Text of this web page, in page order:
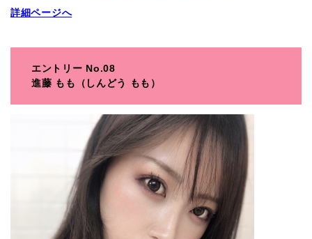
詳細ページへ
エントリー No.08
進藤 もも（しんどう もも）